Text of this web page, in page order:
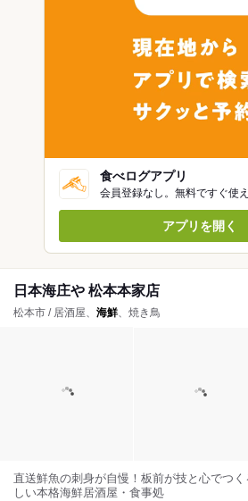
食べログアプリ
会員登録なし。無料ですぐ使
アプリを開く
日本海庄や 松本本家店
松本市 / 居酒屋、 海鮮、焼き鳥
直送鮮魚の刺身が自慢！板前が技と心でつ
しい本格海鮮居酒屋・食事処